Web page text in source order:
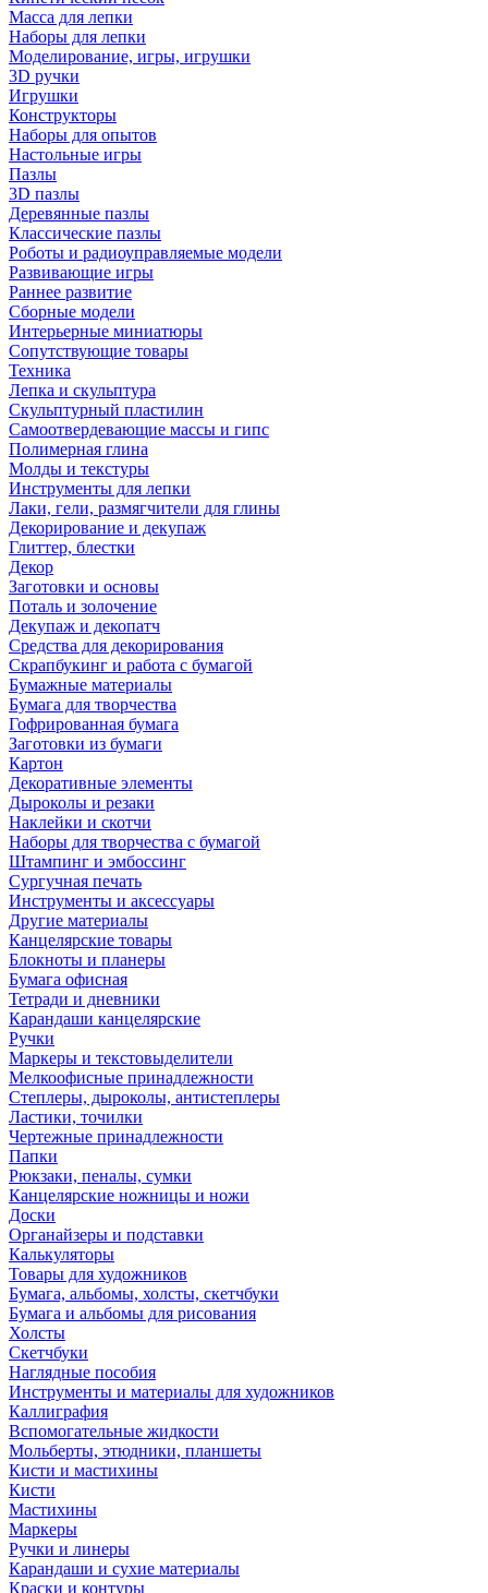
Масса для лепки
Наборы для лепки
Моделирование, игры, игрушки
3D ручки
Игрушки
Конструкторы
Наборы для опытов
Настольные игры
Пазлы
3D пазлы
Деревянные пазлы
Классические пазлы
Роботы и радиоуправляемые модели
Развивающие игры
Раннее развитие
Сборные модели
Интерьерные миниатюры
Сопутствующие товары
Техника
Лепка и скульптура
Скульптурный пластилин
Самоотвердевающие массы и гипс
Полимерная глина
Молды и текстуры
Инструменты для лепки
Лаки, гели, размягчители для глины
Декорирование и декупаж
Глиттер, блестки
Декор
Заготовки и основы
Поталь и золочение
Декупаж и декопатч
Средства для декорирования
Скрапбукинг и работа с бумагой
Бумажные материалы
Бумага для творчества
Гофрированная бумага
Заготовки из бумаги
Картон
Декоративные элементы
Дыроколы и резаки
Наклейки и скотчи
Наборы для творчества с бумагой
Штампинг и эмбоссинг
Сургучная печать
Инструменты и аксессуары
Другие материалы
Канцелярские товары
Блокноты и планеры
Бумага офисная
Тетради и дневники
Карандаши канцелярские
Ручки
Маркеры и текстовыделители
Мелкоофисные принадлежности
Степлеры, дыроколы, антистеплеры
Ластики, точилки
Чертежные принадлежности
Папки
Рюкзаки, пеналы, сумки
Канцелярские ножницы и ножи
Доски
Органайзеры и подставки
Калькуляторы
Товары для художников
Бумага, альбомы, холсты, скетчбуки
Бумага и альбомы для рисования
Холсты
Скетчбуки
Наглядные пособия
Инструменты и материалы для художников
Каллиграфия
Вспомогательные жидкости
Мольберты, этюдники, планшеты
Кисти и мастихины
Кисти
Мастихины
Маркеры
Ручки и линеры
Карандаши и сухие материалы
Краски и контуры